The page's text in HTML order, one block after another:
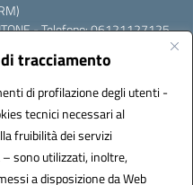
tracciamento
di profilazione degli utenti -
tecnici necessari al
fruibilità dei servizi
sono utilizzati, inoltre,
a disposizione da Web
- Telefono: 06121127125
SEGNI - Telefono:
RMIS099002@pec.istruzione.it